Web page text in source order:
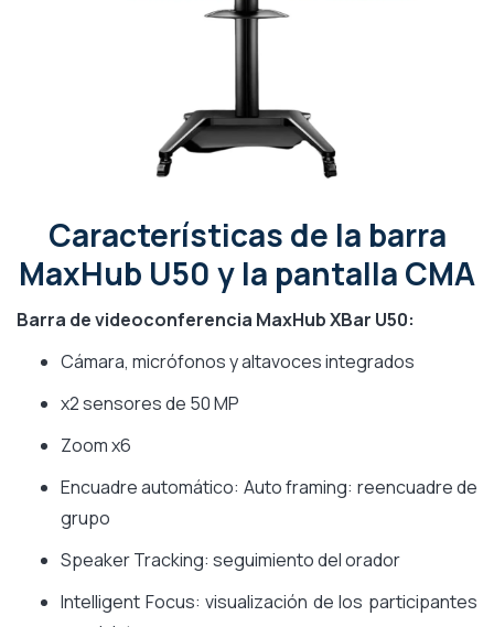
Características de la barra
MaxHub U50 y la pantalla CMA
Barra de videoconferencia MaxHub XBar U50:
Cámara, micrófonos y altavoces integrados
x2 sensores de 50 MP
Zoom x6
Encuadre automático: Auto framing: reencuadre de
grupo
Speaker Tracking: seguimiento del orador
Intelligent Focus: visualización de los participantes